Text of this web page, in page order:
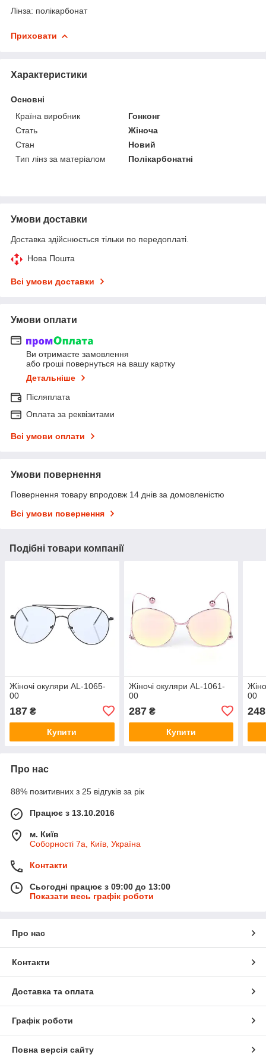
Лінза: полікарбонат
Приховати
Характеристики
Основні
Країна виробник
Гонконг
Стать
Жіноча
Стан
Новий
Тип лінз за матеріалом
Полікарбонатні
Умови доставки
Доставка здійснюється тільки по передоплаті.
Нова Пошта
Всі умови доставки
Умови оплати
Ви отримаєте замовлення
або гроші повернуться на вашу картку
Детальніше
Післяплата
Оплата за реквізитами
Всі умови оплати
Умови повернення
Повернення товару впродовж 14 днів за домовленістю
Всі умови повернення
Подібні товари компанії
Жіночі окуляри AL-1065-
00
187 ₴
Купити
Жіночі окуляри AL-1061-
00
287₴
Купити
00
248
Про нас
88% позитивних з 25 відгуків за рік
Працює з 13.10.2016
м. Київ
Соборності 7а, Київ, Україна
Контакти
Сьогодні працює з 09:00 до 13:00
Показати весь графік роботи
Про нас
Контакти
Доставка та оплата
Графік роботи
Повна версія сайту